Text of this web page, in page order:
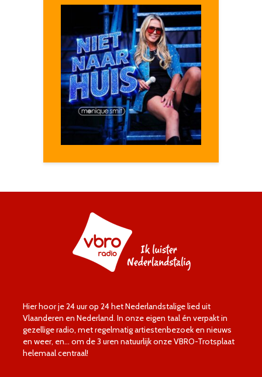
Hier hoor je 24 uur op 24 het Nederlandstalige lied uit
Vlaanderen en Nederland. In onze eigen taal én verpakt in
gezellige radio, met regelmatig artiestenbezoek en nieuws
en weer, en… om de 3 uren natuurlijk onze VBRO-Trotsplaat
helemaal centraal!